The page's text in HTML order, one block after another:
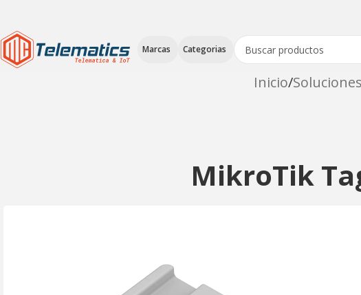
Marcas Categorias
Inicio
MikroTik